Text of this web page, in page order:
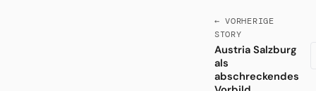
← VORHERIGE
STORY
Austria Salzburg
als
abschreckendes